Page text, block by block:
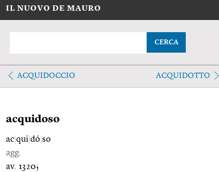
IL NUOVO DE MAURO
CERCA
ACQUIDOCCIO ACQUIDOTTO
acquidoso
ac qui dó so
agg.
av. 1320;